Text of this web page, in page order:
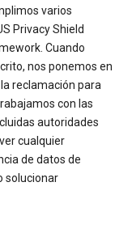
varios
Privacy Shield
Cuando
nos ponemos en
reclamación para
con las
autoridades
cualquier
de datos de
solucionar